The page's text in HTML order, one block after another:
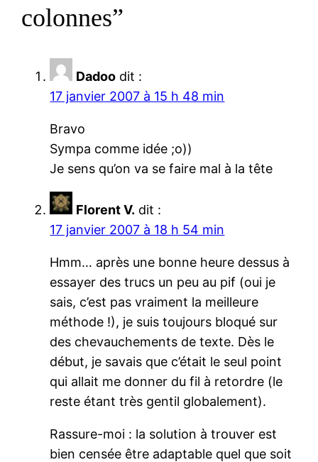
colonnes”
Dadoo dit :
17 janvier 2007 à 15 h 48 min
Bravo
Sympa comme idée ;o))
Je sens qu’on va se faire mal à la tête
Florent V. dit :
17 janvier 2007 à 18 h 54 min
Hmm… après une bonne heure dessus à
essayer des trucs un peu au pif (oui je
sais, c’est pas vraiment la meilleure
méthode !), je suis toujours bloqué sur
des chevauchements de texte. Dès le
début, je savais que c’était le seul point
qui allait me donner du fil à retordre (le
reste étant très gentil globalement).
Rassure-moi : la solution à trouver est
bien censée être adaptable quel que soit